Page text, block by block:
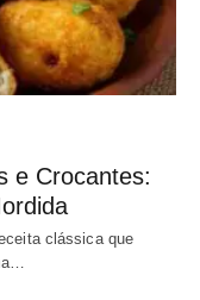
e Crocantes:
clássica que